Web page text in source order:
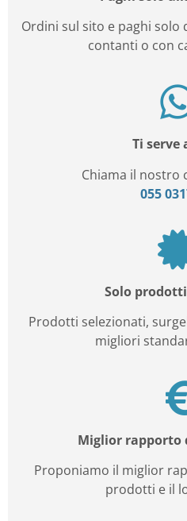
Ordini sul sito e paghi solo
contanti o con
Ti serve
Chiama il nostro
055
Solo
Prodotti selezionati,
migliori
Miglior rapporto
Proponiamo il miglior
prodotti e il